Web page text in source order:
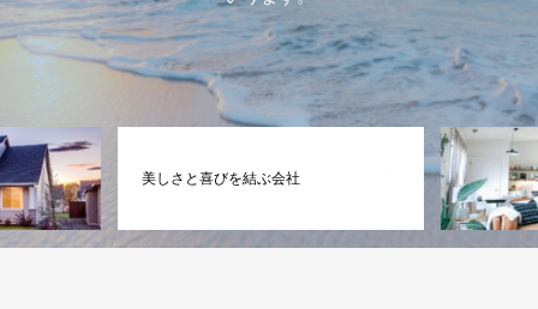
リフォーム事業